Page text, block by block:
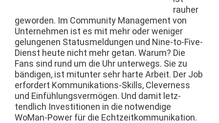
rauher
gewor­den. Im Com­mu­ni­ty Man­age­ment von
Unternehmen ist es mit mehr oder weniger
gelun­genen Sta­tus­meldun­gen und Nine-to-Five-
Dienst heute nicht mehr getan. Warum? Die
Fans sind rund um die Uhr unter­wegs. Sie zu
bändi­gen, ist mitunter sehr harte Arbeit. Der Job
erfordert Kom­mu­nika­tions-Skills, Clev­er­ness
und Ein­füh­lungsver­mö­gen. Und damit let­z­
tendlich Investi­tio­nen in die notwendi­ge
WoMan-Pow­er für die Echtzeitkommunikation.